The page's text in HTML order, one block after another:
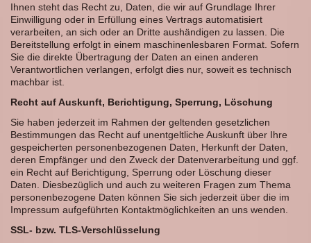
Ihnen steht das Recht zu, Daten, die wir auf Grundlage Ihrer
Einwilligung oder in Erfüllung eines Vertrags automatisiert
verarbeiten, an sich oder an Dritte aushändigen zu lassen. Die
Bereitstellung erfolgt in einem maschinenlesbaren Format. Sofern
Sie die direkte Übertragung der Daten an einen anderen
Verantwortlichen verlangen, erfolgt dies nur, soweit es technisch
machbar ist.
Recht auf Auskunft, Berichtigung, Sperrung, Löschung
Sie haben jederzeit im Rahmen der geltenden gesetzlichen
Bestimmungen das Recht auf unentgeltliche Auskunft über Ihre
gespeicherten personenbezogenen Daten, Herkunft der Daten,
deren Empfänger und den Zweck der Datenverarbeitung und ggf.
ein Recht auf Berichtigung, Sperrung oder Löschung dieser
Daten. Diesbezüglich und auch zu weiteren Fragen zum Thema
personenbezogene Daten können Sie sich jederzeit über die im
Impressum aufgeführten Kontaktmöglichkeiten an uns wenden.
SSL- bzw. TLS-Verschlüsselung